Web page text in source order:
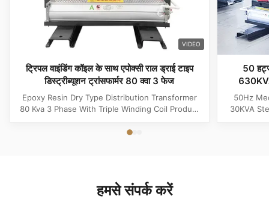
VIDEO
ट्रिपल वाइंडिंग कॉइल के साथ एपोक्सी राल ड्राई टाइप
डिस्ट्रीब्यूशन ट्रांसफार्मर 80 क्वा 3 फेज
Epoxy Resin Dry Type Distribution Transformer
80 Kva 3 Phase With Triple Winding Coil Product
transformer, distribution transformer, Dry Type
50
50Hz
30KVA
हमसे संपर्क करें